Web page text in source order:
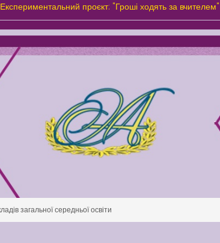
Експериментальний проєкт: "Гроші ходять за вчителем"
загальної середньої освіти